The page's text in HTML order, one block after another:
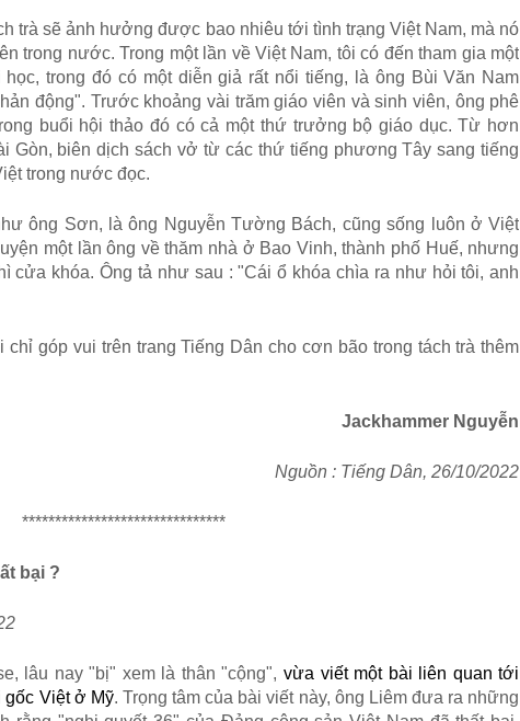
trà sẽ ảnh hưởng được bao nhiêu tới tình trạng Việt Nam, mà nó
trong nước. Trong một lần về Việt Nam, tôi có đến tham gia một
trong đó có một diễn giả rất nổi tiếng, là ông Bùi Văn Nam
động". Trước khoảng vài trăm giáo viên và sinh viên, ông phê
buổi hội thảo đó có cả một thứ trưởng bộ giáo dục. Từ hơn
Gòn, biên dịch sách vở từ các thứ tiếng phương Tây sang tiếng
trong nước đọc.
ông Sơn, là ông Nguyễn Tường Bách, cũng sống luôn ở Việt
một lần ông về thăm nhà ở Bao Vinh, thành phố Huế, nhưng
cửa khóa. Ông tả như sau : "Cái ổ khóa chìa ra như hỏi tôi, anh
chỉ góp vui trên trang Tiếng Dân cho cơn bão trong tách trà thêm
Jackhammer Nguyễn
Nguồn : Tiếng Dân, 26/10/2022
*******************************
bại ?
lâu nay "bị" xem là thân "cộng",vừa viết một bài liên quan tới
Việt ở Mỹ. Trọng tâm của bài viết này, ông Liêm đưa ra những